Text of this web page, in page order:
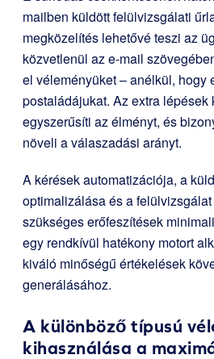
mailben küldött felülvizsgálati
megközelítés lehetővé teszi az
közvetlenül az e-mail
el véleményüket – anélkül, hogy
postaládájukat. Az extra
egyszerűsíti az élményt, és
növeli a válaszadási arányt.
A kérések automatizációja, a
optimalizálása és a
szükséges erőfeszítések
egy rendkívül hatékony motort
kiváló minőségű értékelések
generálásához.
A különböző típusú
kihasználása a